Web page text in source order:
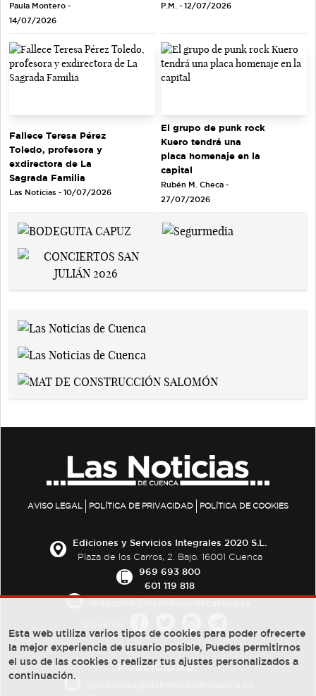
Paula Montero -
14/07/2026
P.M. - 12/07/2026
Fallece Teresa Pérez
Toledo, profesora y
exdirectora de La
Sagrada Familia
Las Noticias - 10/07/2026
El grupo de punk rock
Kuero tendrá una
placa homenaje en la
capital
Rubén M. Checa -
27/07/2026
AVISO LEGAL POLÍTICA DE PRIVACIDAD POLÍTICA DE COOKIES
Ediciones y Servicios Integrales 2020 S.L.
Plaza de los Carros, 2. Bajo. 16001 Cuenca
969 693 800
601 119 818
PUBLICIDAD:
Esta web utiliza varios tipos de cookies para poder ofrecerte
la mejor experiencia de usuario posible, Puedes permitirnos
el uso de las cookies o realizar tus ajustes personalizados a
continuación.